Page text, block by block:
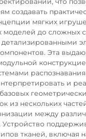
создавать
мягких
моделей до сложных
Эта
распознавания
и
из нескольких
между
Устройство
тканей, включая